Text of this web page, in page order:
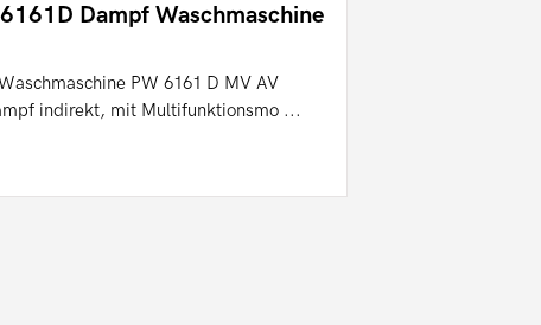
Dampf Waschmaschine
PW 6161 D MV AV
indirekt, mit Multifunktionsmo ...